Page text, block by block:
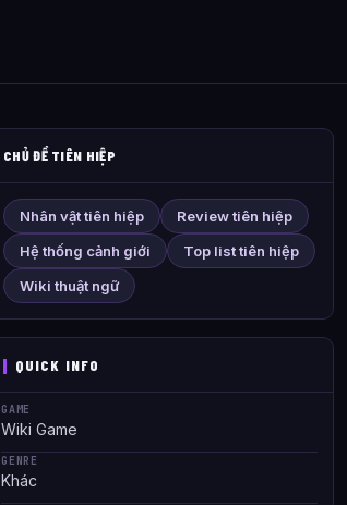
CHỦ ĐỀ TIÊN HIỆP
Nhân vật tiên hiệp
Review tiên hiệp
Hệ thống cảnh giới
Top list tiên hiệp
Wiki thuật ngữ
QUICK INFO
GAME
Wiki Game
GENRE
Khác